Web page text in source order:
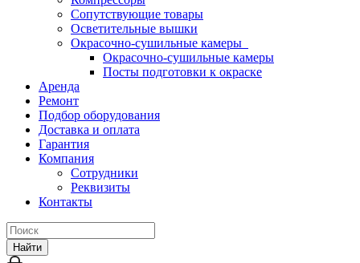
Сопутствующие товары
Осветительные вышки
Окрасочно-сушильные камеры
Окрасочно-сушильные камеры
Посты подготовки к окраске
Аренда
Ремонт
Подбор оборудования
Доставка и оплата
Гарантия
Компания
Сотрудники
Реквизиты
Контакты
Найти